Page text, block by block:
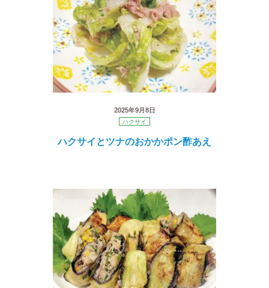
2025年9月8日
ハクサイ
ハクサイとツナのおかかポン酢あえ